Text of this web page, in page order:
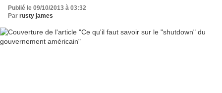
Publié le 09/10/2013 à 03:32
Par rusty james